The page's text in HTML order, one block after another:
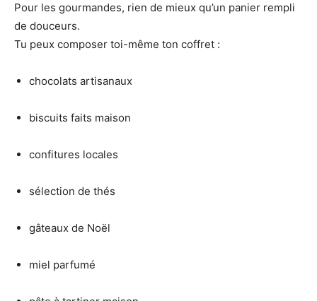
Pour les gourmandes, rien de mieux qu’un panier rempli
de douceurs.
Tu peux composer toi-même ton coffret :
chocolats artisanaux
biscuits faits maison
confitures locales
sélection de thés
gâteaux de Noël
miel parfumé